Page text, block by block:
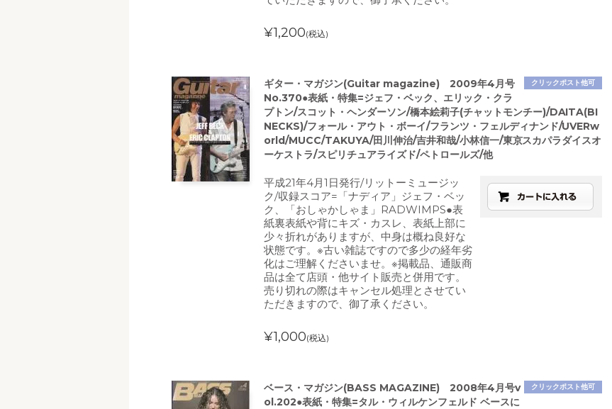
¥1,200(税込)
クリックポスト他可
ギター・マガジン(Guitar magazine) 2009年4月号
No.370●表紙・特集=ジェフ・ベック、エリック・クラ
プトン/スコット・ヘンダーソン/橋本絵莉子(チャットモンチー)/DAITA(BI
NECKS)/フォール・アウト・ボーイ/フランツ・フェルディナンド/UVERw
orld/MUCC/TAKUYA/田川伸治/吉井和哉/小林信一/東京スカパラダイスオ
ーケストラ/スピリチュアライズド/ペトロールズ/他
平成21年4月1日発行/リットーミュージッ
ク/収録スコア=「ナディア」ジェフ・ベッ
ク、「おしゃかしゃま」RADWIMPS●表
紙裏表紙や背にキズ・カスレ、表紙上部に
少々折れがありますが、中身は概ね良好な
状態です。※古い雑誌ですので多少の経年劣
化はご理解くださいませ。※掲載品、通販商
品は全て店頭・他サイト販売と併用です。
売り切れの際はキャンセル処理とさせてい
ただきますので、御了承ください。
¥1,000(税込)
クリックポスト他可
ベース・マガジン(BASS MAGAZINE) 2008年4月号v
ol.202●表紙・特集=タル・ウィルケンフェルド ベースに